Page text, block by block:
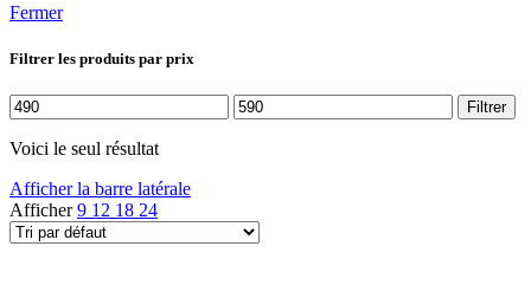
Fermer
Filtrer les produits par prix
Prix
min
Prix
max
Filtrer
Voici le seul résultat
Afficher la barre latérale
Afficher9 12 18 24